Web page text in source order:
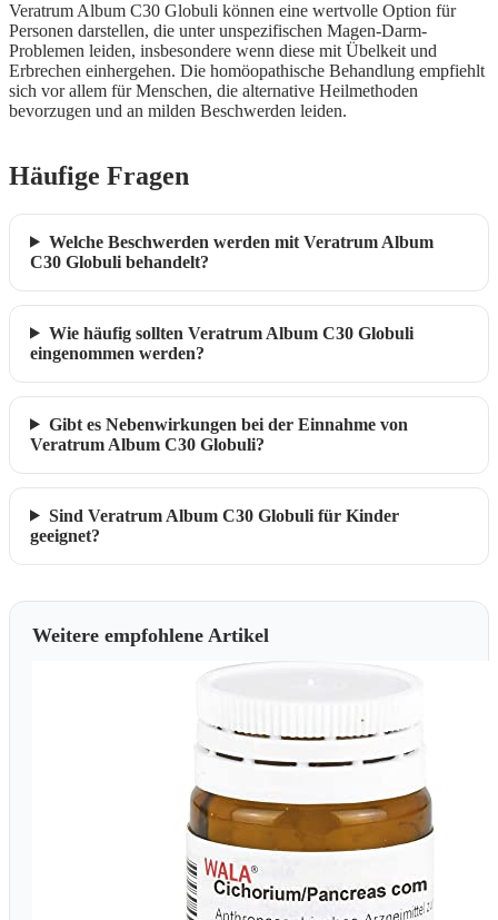
Veratrum Album C30 Globuli können eine wertvolle Option für
Personen darstellen, die unter unspezifischen Magen-Darm-
Problemen leiden, insbesondere wenn diese mit Übelkeit und
Erbrechen einhergehen. Die homöopathische Behandlung empfiehlt
sich vor allem für Menschen, die alternative Heilmethoden
bevorzugen und an milden Beschwerden leiden.
Häufige Fragen
Welche Beschwerden werden mit Veratrum Album
C30 Globuli behandelt?
Wie häufig sollten Veratrum Album C30 Globuli
eingenommen werden?
Gibt es Nebenwirkungen bei der Einnahme von
Veratrum Album C30 Globuli?
Sind Veratrum Album C30 Globuli für Kinder
geeignet?
Weitere empfohlene Artikel